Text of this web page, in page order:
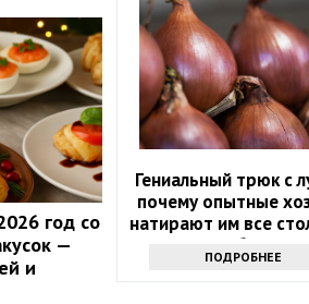
год со
—
и
Гениальный трюк с
почему опытные
натирают им все
приборы
ПОДРОБНЕЕ